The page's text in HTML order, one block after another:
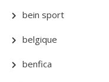
bein sport
belgique
benfica